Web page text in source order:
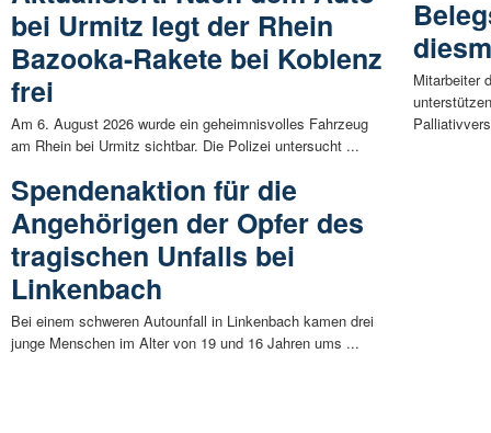
bei Urmitz legt der Rhein
Bazooka-Rakete bei Koblenz
frei
Am 6. August 2026 wurde ein geheimnisvolles Fahrzeug
am Rhein bei Urmitz sichtbar. Die Polizei untersucht ...
Spendenaktion für die
Angehörigen der Opfer des
tragischen Unfalls bei
Linkenbach
Bei einem schweren Autounfall in Linkenbach kamen drei
junge Menschen im Alter von 19 und 16 Jahren ums ...
Mitarbeiter